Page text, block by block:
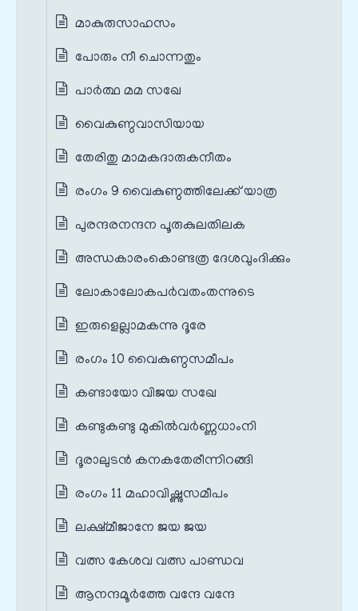
മാകുരുസാഹസം
പോരും നീ ചൊന്നതും
പാർത്ഥ മമ സഖേ
വൈകുണ്ഠവാസിയായ
തേരിതു മാമകദാരുകനീതം
രംഗം 9 വൈകുണ്ഠത്തിലേക്ക് യാത്ര
പുരന്ദരനന്ദന പൂരുകുലതിലക
അന്ധകാരംകൊണ്ടത്ര ദേശവുംദിക്കും
ലോകാലോകപർവതംതന്നുടെ
ഇരുളെല്ലാമകന്നു ദൂരേ
രംഗം 10 വൈകുണ്ഠസമീപം
കണ്ടായോ വിജയ സഖേ
കണ്ടുകണ്ടു മുകിൽവർണ്ണധാംനി
ദൂരാലുടൻ കനകതേരീന്നിറങ്ങി
രംഗം 11 മഹാവിഷ്ണുസമീപം
ലക്ഷ്മീജാനേ ജയ ജയ
വത്സ കേശവ വത്സ പാണ്ഡവ
ആനന്ദമൂർത്തേ വന്ദേ വന്ദേ